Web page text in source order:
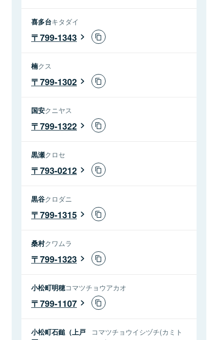
喜多台キタダイ
799-1343
楠クス
799-1302
国安クニヤス
799-1322
黒瀬クロセ
793-0212
黒谷クロダニ
799-1315
桑村クワムラ
799-1323
小松町明穂コマツチョウアカオ
799-1107
小松町石鎚（上戸
コマツチョウイシヅチ(カミト